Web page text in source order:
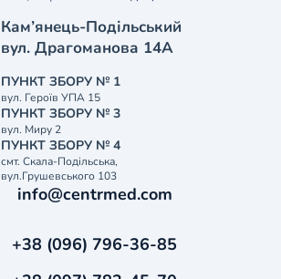
Кам’янець-Подільський
вул. Драгоманова 14А
ПУНКТ ЗБОРУ № 1
вул. Героїв УПА 15
ПУНКТ ЗБОРУ № 3
вул. Миру 2
ПУНКТ ЗБОРУ № 4
смт. Скала-Подільська,
вул.Грушевського 103
info@centrmed.com
+38 (096) 796-36-85